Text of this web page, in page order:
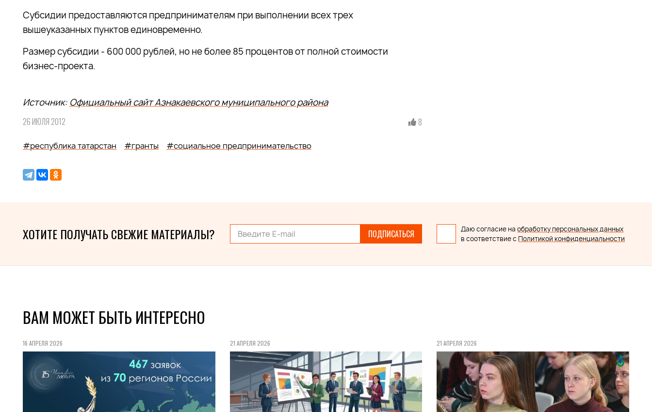
Субсидии предоставляются предпринимателям при выполнении всех трех
вышеуказанных пунктов единовременно.
Размер субсидии - 600 000 рублей, но не более 85 процентов от полной стоимости
бизнес-проекта.
Источник: Официальный сайт Азнакаевского муниципального района
26 ИЮЛЯ 2012 8
#республика татарстан #гранты #социальное предпринимательство
ХОТИТЕ ПОЛУЧАТЬ СВЕЖИЕ МАТЕРИАЛЫ? ПОДПИСАТЬСЯ Даю согласие наобработку персональных данных
в соответствие с Политикой конфиденциальности
ВАМ МОЖЕТ БЫТЬ ИНТЕРЕСНО
16 АПРЕЛЯ 2026 21 АПРЕЛЯ 2026 21 АПРЕЛЯ 2026